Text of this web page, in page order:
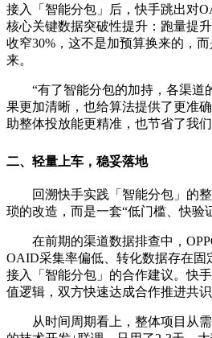
接入「智能分包」后，快手跳出对
核心关键数据突破性提升：跑量提
收窄30%，这不是加预算换来的，
来。
“有了智能分包的加持，各渠道
果更加清晰，也给算法提供了更准
助整体投放能更精准，也节省了我
二、轻量上车，稳妥落地
回溯快手实践「智能分包」的
琐的改造，而是一套“低门槛、快验
在前期的渠道数据排查中，
OAID采集率偏低、转化数据存在固
接入「智能分包」的合作建议。快
值逻辑，双方快速达成合作推进共识
从时间周期看上，整体项目从